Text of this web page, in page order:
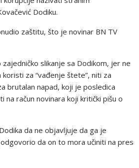
Dodiku.
zaštitu, što je novinar BN TV
slikanje sa Dodikom, jer ne
za “vađenje štete”, niti za
brutalan napad, koji je posledica
na račun novinara koji kritički pišu o
da ne objavljuje da ga je
da on to mora učiniti na pres